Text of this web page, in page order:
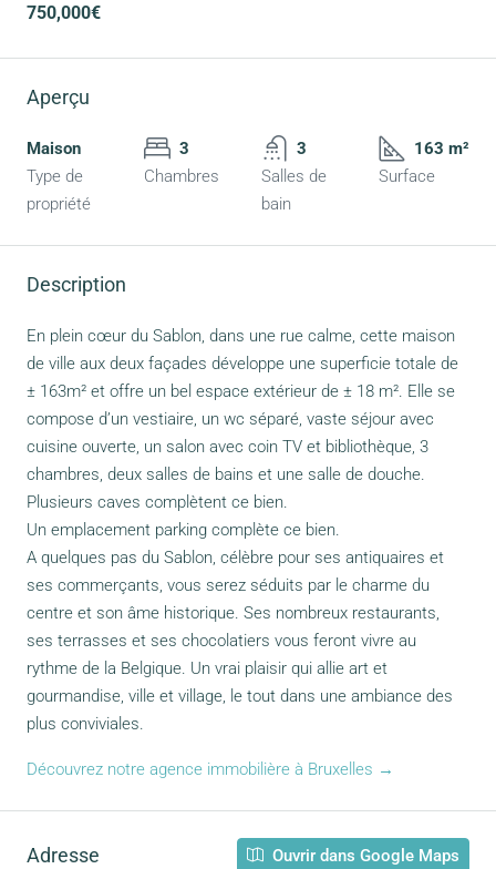
750,000€
Aperçu
Maison
Type de
propriété
3
Chambres
3
Salles de
bain
163 m²
Surface
Description
En plein cœur du Sablon, dans une rue calme, cette maison
de ville aux deux façades développe une superficie totale de
± 163m² et offre un bel espace extérieur de ± 18 m². Elle se
compose d’un vestiaire, un wc séparé, vaste séjour avec
cuisine ouverte, un salon avec coin TV et bibliothèque, 3
chambres, deux salles de bains et une salle de douche.
Plusieurs caves complètent ce bien.
Un emplacement parking complète ce bien.
A quelques pas du Sablon, célèbre pour ses antiquaires et
ses commerçants, vous serez séduits par le charme du
centre et son âme historique. Ses nombreux restaurants,
ses terrasses et ses chocolatiers vous feront vivre au
rythme de la Belgique. Un vrai plaisir qui allie art et
gourmandise, ville et village, le tout dans une ambiance des
plus conviviales.
Découvrez notre agence immobilière à Bruxelles →
Adresse Ouvrir dans Google Maps